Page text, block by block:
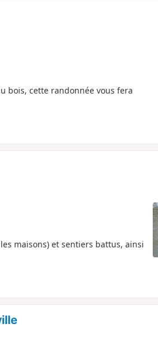
bois, cette randonnée vous fera
maisons) et sentiers battus, ainsi